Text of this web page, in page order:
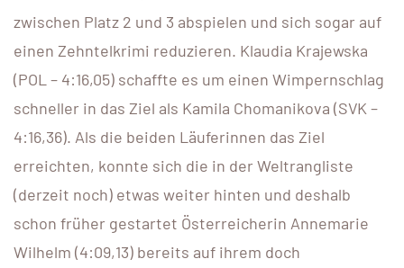
zwischen Platz 2 und 3 abspielen und sich sogar auf
einen Zehntelkrimi reduzieren. Klaudia Krajewska
(POL – 4:16,05) schaffte es um einen Wimpernschlag
schneller in das Ziel als Kamila Chomanikova (SVK –
4:16,36). Als die beiden Läuferinnen das Ziel
erreichten, konnte sich die in der Weltrangliste
(derzeit noch) etwas weiter hinten und deshalb
schon früher gestartet Österreicherin Annemarie
Wilhelm (4:09,13) bereits auf ihrem doch